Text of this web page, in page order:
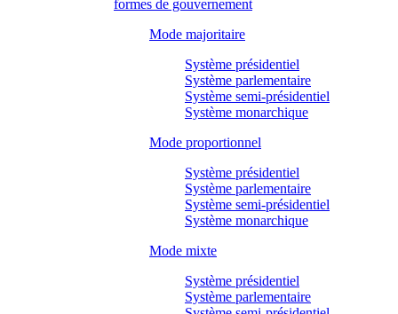
formes de gouvernement
Mode majoritaire
Système présidentiel
Système parlementaire
Système semi-présidentiel
Système monarchique
Mode proportionnel
Système présidentiel
Système parlementaire
Système semi-présidentiel
Système monarchique
Mode mixte
Système présidentiel
Système parlementaire